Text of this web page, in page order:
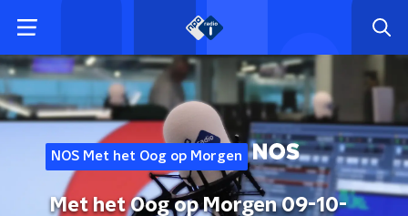
NOS Met het Oog op Morgen
Met het Oog op Morgen 09-10-